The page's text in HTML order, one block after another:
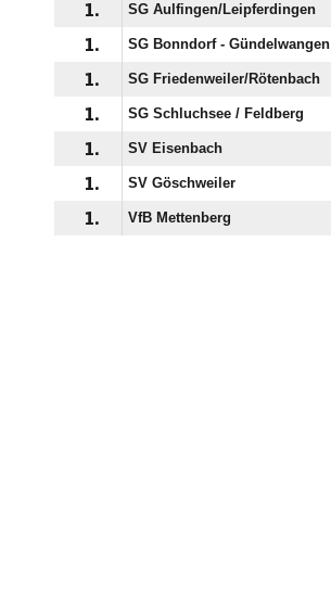
1. SG Aulfingen/​Leipferdingen
1. SG Bonndorf - Gündelwangen
1. SG Friedenweiler/​Rötenbach
1. SG Schluchsee /​ Feldberg
1. SV Eisenbach
1. SV Göschweiler
1. VfB Mettenberg